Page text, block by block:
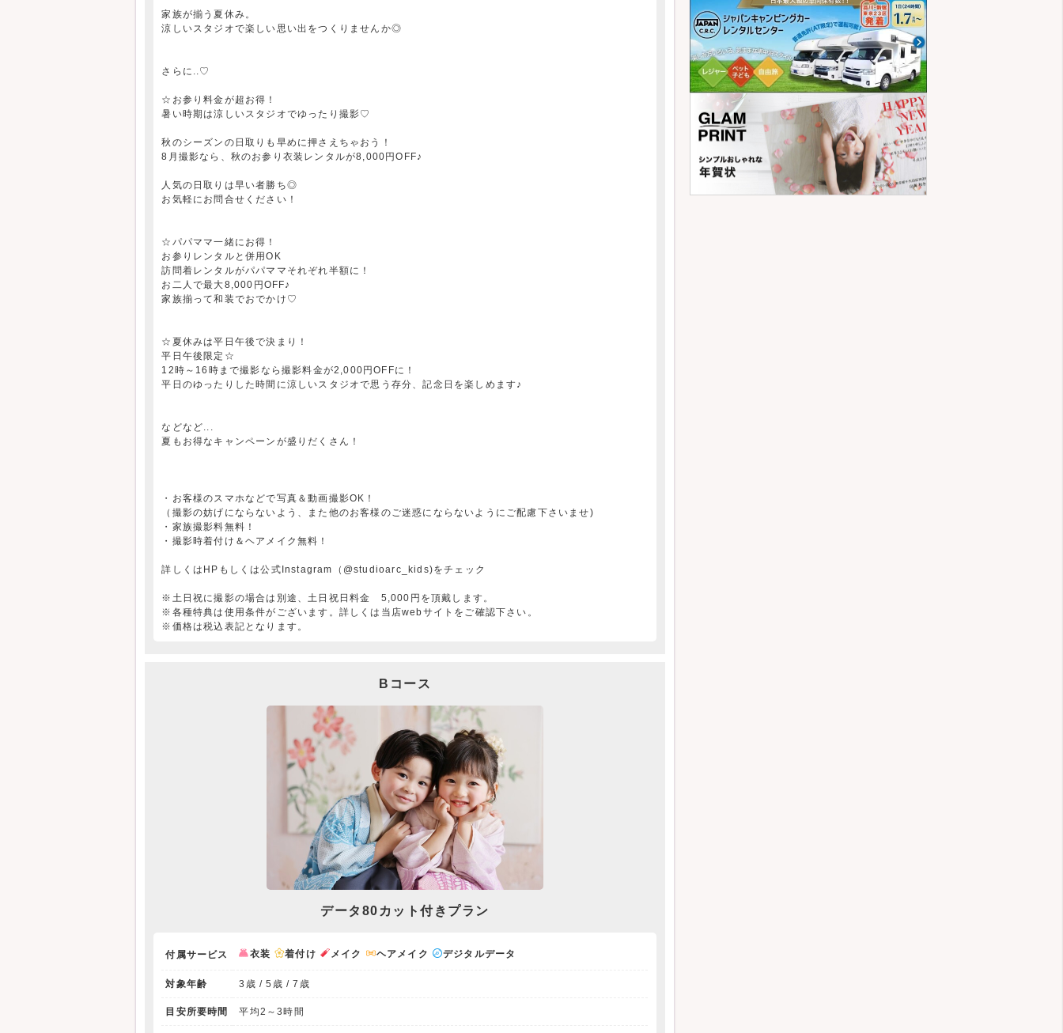
家族が揃う夏休み。
涼しいスタジオで楽しい思い出をつくりませんか◎
さらに..♡
☆お参り料金が超お得！
暑い時期は涼しいスタジオでゆったり撮影♡
秋のシーズンの日取りも早めに押さえちゃおう！
8月撮影なら、秋のお参り衣装レンタルが8,000円OFF♪
人気の日取りは早い者勝ち◎
お気軽にお問合せください！
☆パパママ一緒にお得！
お参りレンタルと併用OK
訪問着レンタルがパパママそれぞれ半額に！
お二人で最大8,000円OFF♪
家族揃って和装でおでかけ♡
☆夏休みは平日午後で決まり！
平日午後限定☆
12時～16時まで撮影なら撮影料金が2,000円OFFに！
平日のゆったりした時間に涼しいスタジオで思う存分、記念日を楽しめます♪
などなど...
夏もお得なキャンペーンが盛りだくさん！
・お客様のスマホなどで写真＆動画撮影OK！
（撮影の妨げにならないよう、また他のお客様のご迷惑にならないようにご配慮下さいませ)
・家族撮影料無料！
・撮影時着付け＆ヘアメイク無料！
詳しくはHPもしくは公式Instagram（@studioarc_kids)をチェック
※土日祝に撮影の場合は別途、土日祝日料金 5,000円を頂戴します。
※各種特典は使用条件がございます。詳しくは当店webサイトをご確認下さい。
※価格は税込表記となります。
Bコース
データ80カット付きプラン
付属サービス 衣装 着付け メイク ヘアメイク デジタルデータ
対象年齢 3歳 / 5歳 / 7歳
目安所要時間 平均2～3時間